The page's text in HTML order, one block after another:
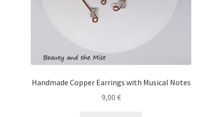
Handmade Copper Earrings with Musical Notes
9,00 €